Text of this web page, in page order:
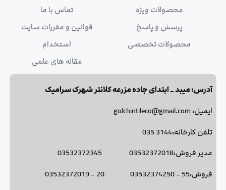
محصولات ویژه
پرسش و پاسخ
محصولات تخصصی
تماس با ما
قوانین و مقررات سایت
استخدام
مقاله های علمی
آدرس: میبد _ ابتدای جاده مزرعه کلانتر شهرک سرامیک
ایمیل: golchintileco@gmail.com
تلفن کارخانه:3144 035
مدیر فروش:03532372018 03532372345
فروش:55 - 03532374250 20 - 03532372019